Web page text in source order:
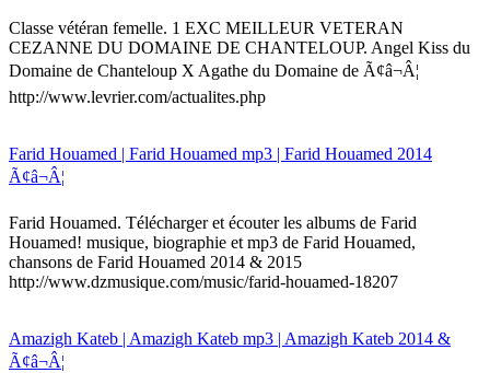
Classe vétéran femelle. 1 EXC MEILLEUR VETERAN
CEZANNE DU DOMAINE DE CHANTELOUP. Angel Kiss du
Domaine de Chanteloup X Agathe du Domaine de Ã¢â¬Â¦
http://www.levrier.com/actualites.php
Farid Houamed | Farid Houamed mp3 | Farid Houamed 2014
Ã¢â¬Â¦
Farid Houamed. Télécharger et écouter les albums de Farid
Houamed! musique, biographie et mp3 de Farid Houamed,
chansons de Farid Houamed 2014 & 2015
http://www.dzmusique.com/music/farid-houamed-18207
Amazigh Kateb | Amazigh Kateb mp3 | Amazigh Kateb 2014 &
Ã¢â¬Â¦